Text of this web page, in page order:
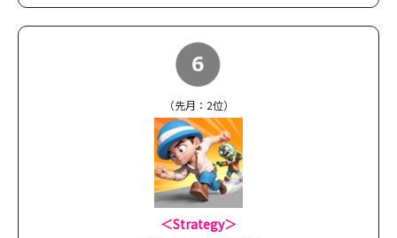
（先月：2位）
＜Strategy＞